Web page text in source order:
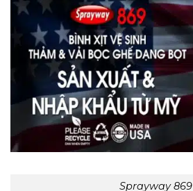
Sprayway 869